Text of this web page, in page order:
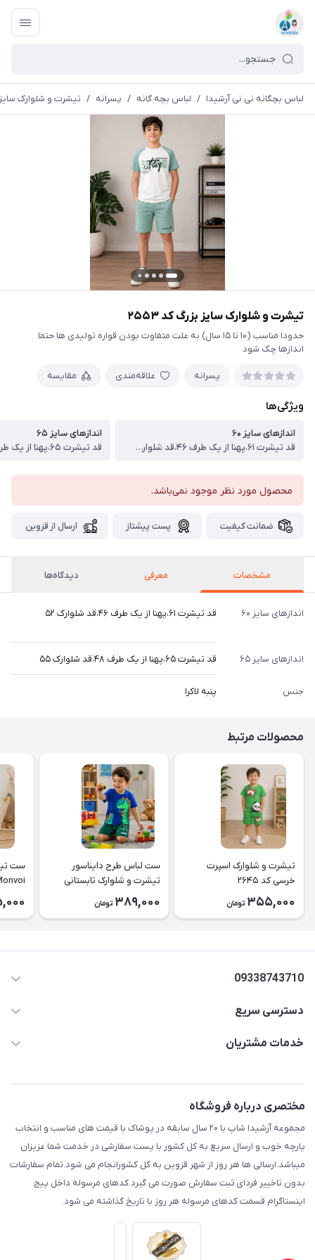
لباس بچگانه نی نی آرشیدا / لباس بچه گانه / پسرانه / تیشرت و شلوارک سایز
تیشرت و شلوارک سایز بزرگ کد ۲۵۵۳
حدودا مناسب (۱۰ تا ۱۵ سال) به علت متفاوت بودن قواره تولیدی ها حتما
اندازها چک شود
پسرانه علاقه‌مندی مقایسه
ویژگی‌ها
اندازهای سایز ۶۰
قد تیشرت ۶۱،پهنا از یک طرف ۴۶،قد شلوارک ۵۲ ، ‌
اندازهای سایز ۶۵
محصول مورد نظر موجود نمی‌باشد.
ضمانت کیفیت پست پیشتاز ارسال از قزوین
مشخصات معرفی دیدگاه‌ها
اندازهای سایز ۶۰ قد تیشرت ۶۱،پهنا از یک طرف ۴۶،قد شلوارک ۵۲
اندازهای سایز ۶۵ قد تیشرت ۶۵،پهنا از یک طرف ۴۸،قد شلوارک ۵۵
جنس پنبه لاکرا
محصولات مرتبط
تیشرت و شلوارک اسپرت
خرسی کد ۲۶۴۵
355,000 تومان
ست لباس طرح دایناسور
تیشرت و شلوارک تابستانی
کودک کد ۲۶۳۸
389,000 تومان
ست
09338743710
دسترسی سریع
حساب کاربری
لیست محصولات
درباره ما
تماس با ما
خدمات مشتریان
مختصری درباره فروشگاه
مجموعه آرشیدا شاپ با ۲۰ سال سابقه در پوشاک با قیمت های مناسب و انتخاب
پارچه خوب و ارسال سریع به کل کشور با پست سفارشی در خدمت شما عزیزان
میباشد.ارسالی ها هر روز از شهر قزوین به کل کشورانجام می شود.تمام سفارشات
بدون تاخییر فردای ثبت سفارش صورت می گیرد.کدهای مرسوله داخل پیج
اینستاگرام قسمت کدهای مرسوله هر روز با تاریخ گذاشته می شود.